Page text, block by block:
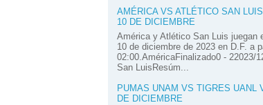
AMÉRICA VS ATLÉTICO SAN
10 DE DICIEMBRE
América y Atlético San Luis juegan
10 de diciembre de 2023 en D.F. a
02:00.AméricaFinalizado0 - 22023/
San LuisResúm...
PUMAS UNAM VS TIGRES UANL
DE DICIEMBRE